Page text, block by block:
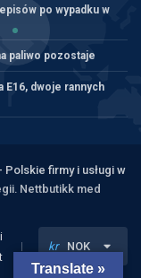
po wypadku w
paliwo pozostaje
dwoje rannych
firmy i usługi w
Nettbutikk med
kr NOK
Translate »